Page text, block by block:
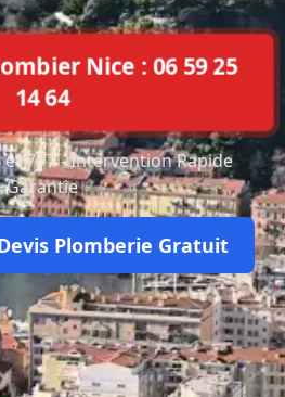
Nice : 06 59 25
14 64
7j/7 - Intervention Rapide
Garantie
Plomberie Gratuit